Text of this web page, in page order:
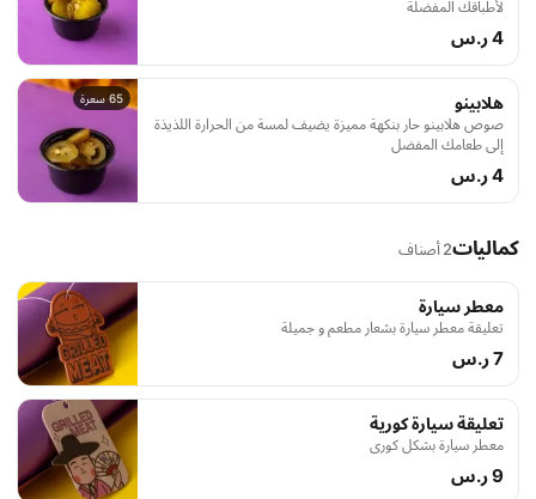
لأطباقك المفضلة
4 ر.س
65 سعرة هلابينو
صوص هلابينو حار بنكهة مميزة يضيف لمسة من الحرارة اللذيذة
إلى طعامك المفضل
4 ر.س
كماليات2 أصناف
معطر سيارة
تعليقة معطر سيارة بشعار مطعم و جميلة
7 ر.س
تعليقة سيارة كورية
معطر سيارة بشكل كوري
9 ر.س